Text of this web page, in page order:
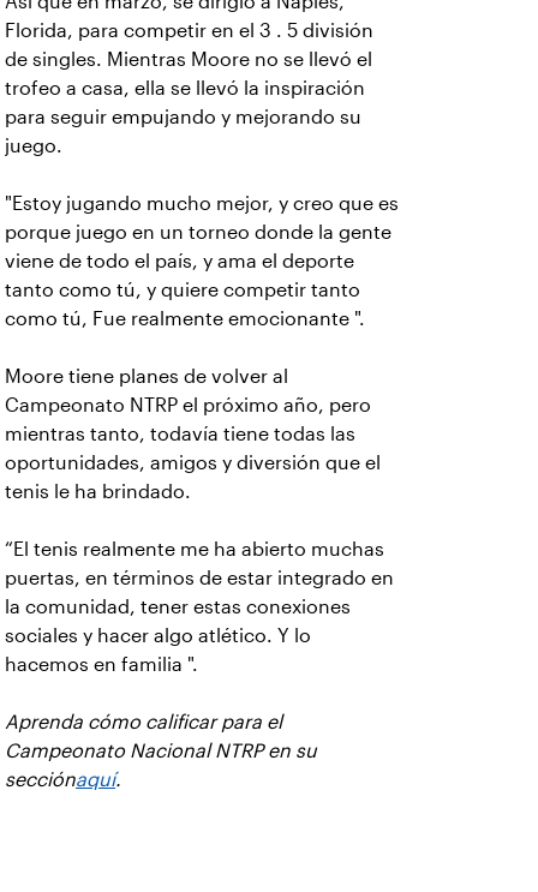
Florida, para competir en el 3 . 5 división
de singles. Mientras Moore no se llevó el
trofeo a casa, ella se llevó la inspiración
para seguir empujando y mejorando su
juego.
"Estoy jugando mucho mejor, y creo que es
porque juego en un torneo donde la gente
viene de todo el país, y ama el deporte
tanto como tú, y quiere competir tanto
como tú, Fue realmente emocionante ".
Moore tiene planes de volver al
Campeonato NTRP el próximo año, pero
mientras tanto, todavía tiene todas las
oportunidades, amigos y diversión que el
tenis le ha brindado.
“El tenis realmente me ha abierto muchas
puertas, en términos de estar integrado en
la comunidad, tener estas conexiones
sociales y hacer algo atlético. Y lo
hacemos en familia ".
Aprenda cómo calificar para el
Campeonato Nacional NTRP en su
secciónaquí.